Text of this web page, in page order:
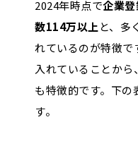
おすすめポイント
2024年時点で企業
数114万以上 と、多
れているのが特徴で
入れていることから、
も特徴的です。下の
す。